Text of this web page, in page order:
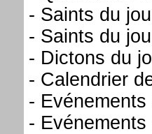
- Saints du
- Saints du
- Dictons du
- Calendrier
-
- Evénements